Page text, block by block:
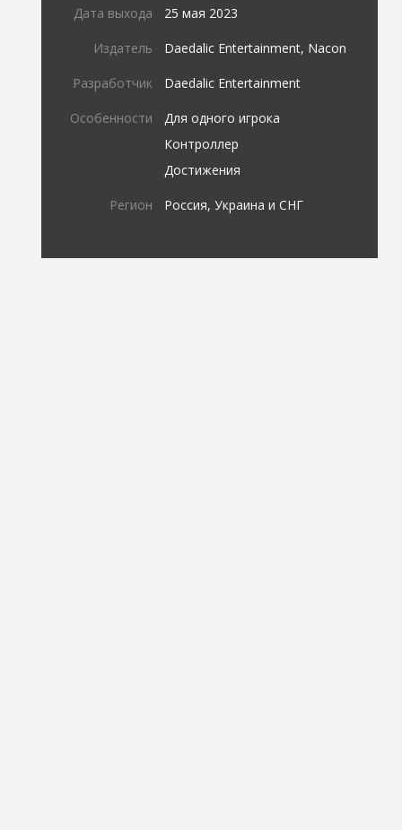
Дата выхода 25 мая 2023
Издатель Daedalic Entertainment, Nacon
Разработчик Daedalic Entertainment
Особенности
Для одного игрока
Контроллер
Достижения
Регион Россия, Украина и СНГ